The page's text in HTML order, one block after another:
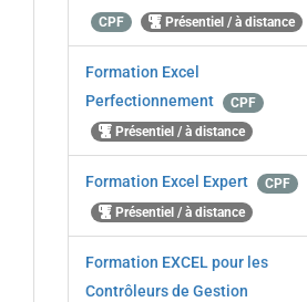
CPF Présentiel / à distance
Formation Excel
Perfectionnement
CPF
Présentiel / à distance
Formation Excel Expert
CPF
Présentiel / à distance
Formation EXCEL pour les
Contrôleurs de Gestion